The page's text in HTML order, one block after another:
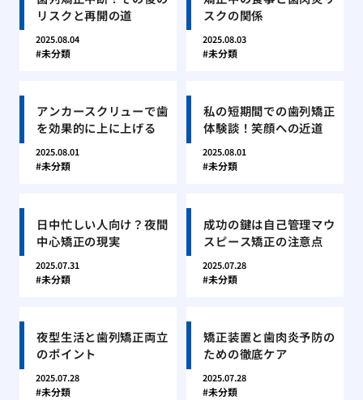
リスクと再開の道
2025.08.04
未分類
スクの関係
2025.08.03
未分類
アンカースクリューで歯
を効果的に上に上げる
2025.08.01
未分類
私の短期間での歯列矯正
体験談！笑顔への近道
2025.08.01
未分類
日中忙しい人向け？夜間
中心矯正の現実
2025.07.31
未分類
成功の鍵は自己管理マウ
スピース矯正の注意点
2025.07.28
未分類
夜型生活と歯列矯正両立
のポイント
2025.07.28
未分類
矯正装置と歯肉炎予防の
ための徹底ケア
2025.07.28
未分類